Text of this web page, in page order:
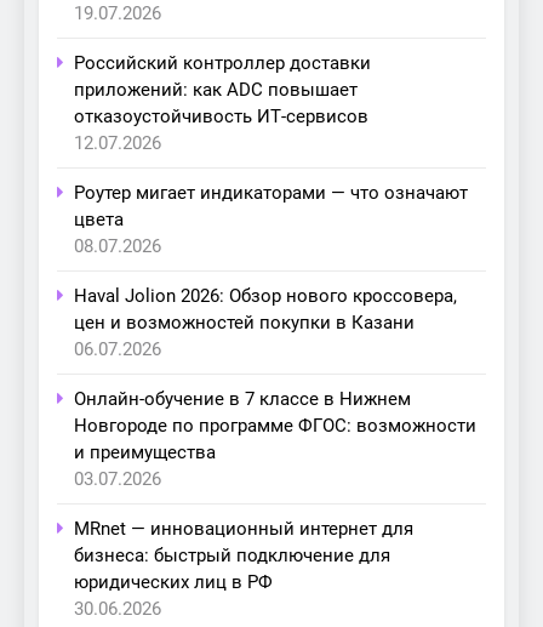
19.07.2026
Российский контроллер доставки
приложений: как ADC повышает
отказоустойчивость ИТ-сервисов
12.07.2026
Роутер мигает индикаторами — что означают
цвета
08.07.2026
Haval Jolion 2026: Обзор нового кроссовера,
цен и возможностей покупки в Казани
06.07.2026
Онлайн-обучение в 7 классе в Нижнем
Новгороде по программе ФГОС: возможности
и преимущества
03.07.2026
MRnet — инновационный интернет для
бизнеса: быстрый подключение для
юридических лиц в РФ
30.06.2026